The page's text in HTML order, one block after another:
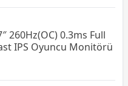
260Hz(OC) 0.3ms Full
IPS Oyuncu Monitörü